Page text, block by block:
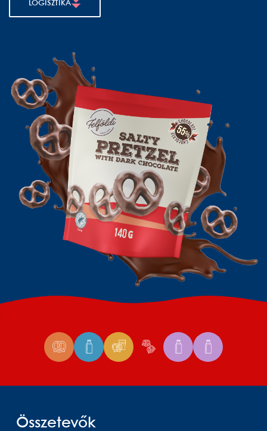
LOGISZTIKA
Összetevők